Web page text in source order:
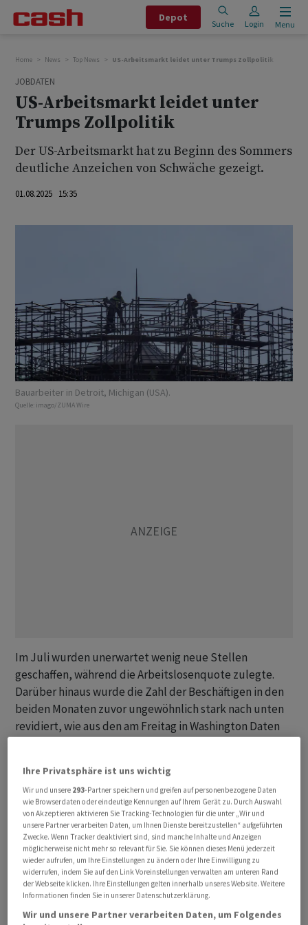
Depot
Suche Login Menu
Home News Top News US-Arbeitsmarkt leidet unter Trumps Zollpolitik
JOBDATEN
US-Arbeitsmarkt leidet unter
Trumps Zollpolitik
Der US-Arbeitsmarkt hat zu Beginn des Sommers
deutliche Anzeichen von Schwäche gezeigt.
01.08.2025 15:35
Bauarbeiter in Detroit, Michigan (USA).
Quelle: imago/ZUMA Wire
Im Juli wurden unerwartet wenig neue Stellen
geschaffen, während die Arbeitslosenquote zulegte.
Darüber hinaus wurde die Zahl der Beschäftigen in den
beiden Monaten zuvor ungewöhnlich stark nach unten
revidiert, wie aus den am Freitag in Washington Daten
mit Auswirkungen der aggressiven Zollpolitik der US-
Regierung.
Die Zahl der Beschäftigten ausserhalb der
Landwirtschaft stieg um 73.000, wie aus der Mitteilung
hervorgeht. Analysten hatten im Schnitt mit einem
deutlich stärkeren Zuwachs um 104.000 gerechnet.
Darüber hinaus wurden die Werte für die Vormonate
stark nach unten revidiert. Im Juni war die Zahl der
Ihre Privatsphäre ist uns wichtig
Wir und unsere 293-Partner speichern und greifen auf personenbezogene Daten
wie Browserdaten oder eindeutige Kennungen auf Ihrem Gerät zu. Durch Auswahl
von Akzeptieren aktivieren Sie Tracking-Technologien für die unter „Wir und
unsere Partner verarbeiten Daten, um Ihnen Dienste bereitzustellen“ aufgeführten
Zwecke. Wenn Tracker deaktiviert sind, sind manche Inhalte und Anzeigen
möglicherweise nicht mehr so relevant für Sie. Sie können dieses Menü jederzeit
wieder aufrufen, um Ihre Einstellungen zu ändern oder Ihre Einwilligung zu
widerrufen, indem Sie auf den Link Voreinstellungen verwalten am unteren Rand
der Webseite klicken. Ihre Einstellungen gelten innerhalb unseres Website. Weitere
Informationen finden Sie in unserer Datenschutzerklärung.
Wir und unsere Partner verarbeiten Daten, um Folgendes